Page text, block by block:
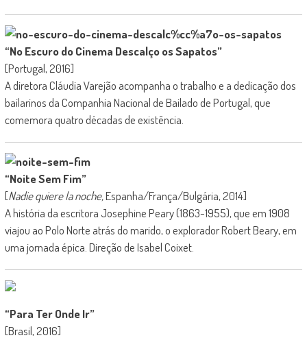
“No Escuro do Cinema Descalço os Sapatos”
[Portugal, 2016]
A diretora Cláudia Varejão acompanha o trabalho e a dedicação dos
bailarinos da Companhia Nacional de Bailado de Portugal, que
comemora quatro décadas de existência.
“Noite Sem Fim”
[Nadie quiere la noche,Espanha/França/Bulgária, 2014]
A história da escritora Josephine Peary (1863-1955), que em 1908
viajou ao Polo Norte atrás do marido, o explorador Robert Beary, em
uma jornada épica. Direção de Isabel Coixet.
“Para Ter Onde Ir”
[Brasil, 2016]